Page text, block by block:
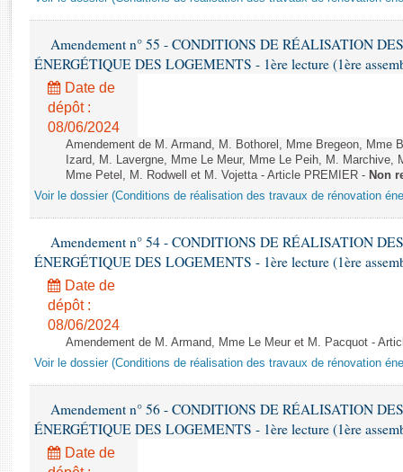
Rapports d'enquête
Rapports sur l'application des lois
Baromètre de l’application des lois
Dossiers législatifs
Budget et sécurité sociale
Questions écrites et orales
Comptes rendus des débats
Amendement n° 55 - CONDITIONS DE RÉALISATION
ÉNERGÉTIQUE DES LOGEMENTS - 1ère lecture (1ère
Date de
dépôt :
08/06/2024
Amendement de M. Armand, M. Bothorel, Mme Bregeon, Mme
Izard, M. Lavergne, Mme Le Meur, Mme Le Peih, M. Marchive,
Mme Petel, M. Rodwell et M. Vojetta - Article PREMIER - Non
Voir le dossier (Conditions de réalisation des travaux de rénovation
Amendement n° 54 - CONDITIONS DE RÉALISATION
ÉNERGÉTIQUE DES LOGEMENTS - 1ère lecture (1ère
Date de
dépôt :
08/06/2024
Amendement de M. Armand, Mme Le Meur et M. Pacquot -
Voir le dossier (Conditions de réalisation des travaux de rénovation
Amendement n° 56 - CONDITIONS DE RÉALISATION
ÉNERGÉTIQUE DES LOGEMENTS - 1ère lecture (1ère
Date de